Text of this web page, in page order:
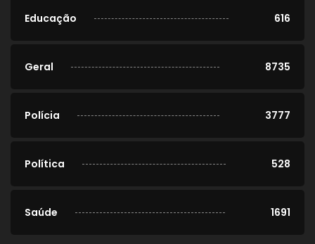
Educação 616
Geral 8735
Polícia 3777
Política 528
Saúde 1691